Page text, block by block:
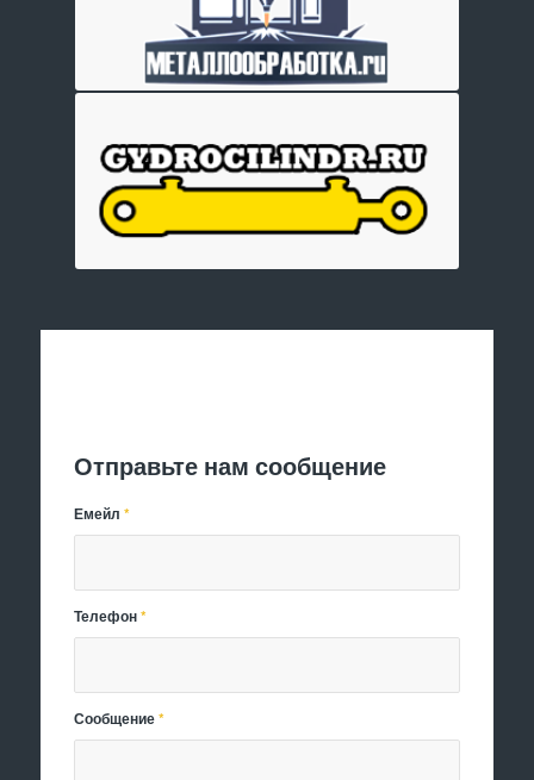
Отправьте нам сообщение
Емейл*
Телефон*
Сообщение*